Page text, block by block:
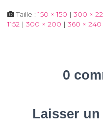
Taille :150 × 150 | 300 ×
1152 | 300 × 200 | 360 × 240
0
Laisser